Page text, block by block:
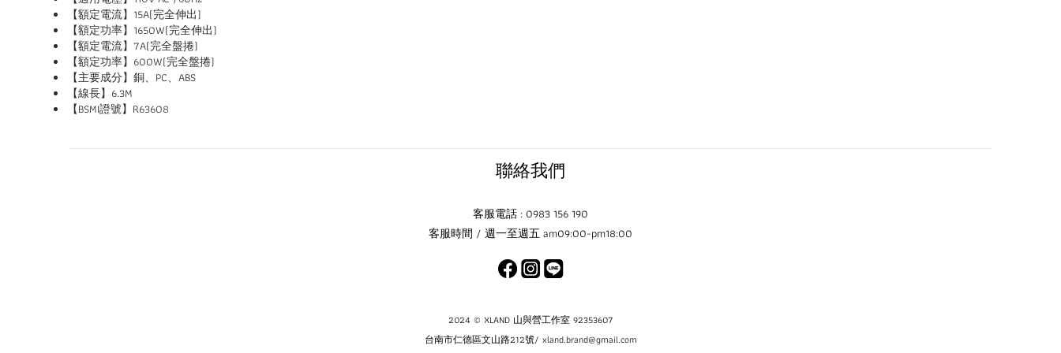
【額定電流】15A(完全伸出)
【額定功率】1650W(完全伸出)
【額定電流】7A(完全盤捲)
【額定功率】600W(完全盤捲)
【主要成分】銅、PC、ABS
【線長】6.3M
【BSMI證號】R63608
聯絡我們
客服電話 : 0983 156 190
客服時間 / 週一至週五 am09:00-pm18:00
2024 © XLAND 山與營工作室 92353607
台南市仁德區文山路212號/ xland.brand@gmail.com